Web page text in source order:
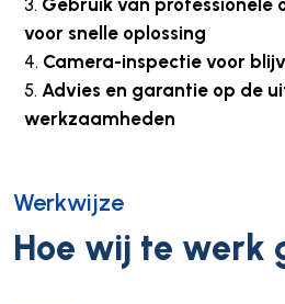
voor snelle oplossing
Camera-inspectie voor
Advies en garantie op de
werkzaamheden
Werkwijze
Hoe wij te werk